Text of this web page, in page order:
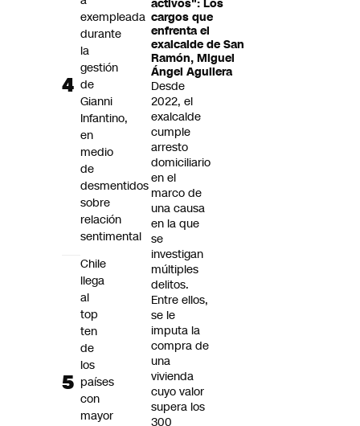
activos": Los
cargos que
enfrenta el
exalcalde de San
Ramón, Miguel
Ángel Aguilera
Desde
2022, el
exalcalde
cumple
arresto
domiciliario
en el
marco de
una causa
en la que
se
investigan
múltiples
delitos.
Entre ellos,
se le
imputa la
compra de
una
vivienda
cuyo valor
supera los
300
exempleada
durante
la
gestión
de
Gianni
Infantino,
en
medio
de
desmentidos
sobre
relación
sentimental
Chile
llega
al
top
ten
de
los
países
con
mayor